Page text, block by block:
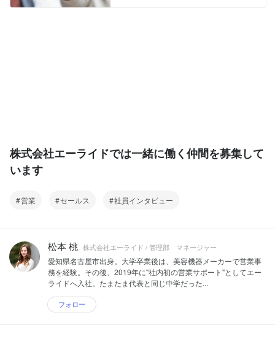
株式会社エーライドでは一緒に働く仲間を募集して
います
営業 セールス 社員インタビュー
松本 桃 株式会社エーライド / 管理部 マネージャー
愛知県名古屋市出身。大学卒業後は、美容機器メーカーで営業事
務を経験。その後、2019年に"社内初の営業サポート"としてエー
ライドへ入社。たまたま代表と同じ中学だった...
フォロー